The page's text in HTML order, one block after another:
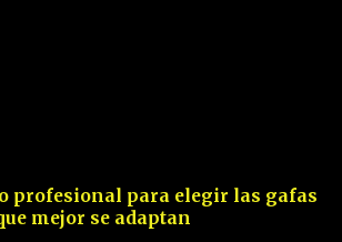
profesional para elegir las gafas
mejor se adaptan